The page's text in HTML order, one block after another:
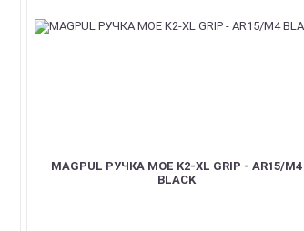
MAGPUL РУЧКА MOE K2-XL GRIP - AR15/M4
BLACK